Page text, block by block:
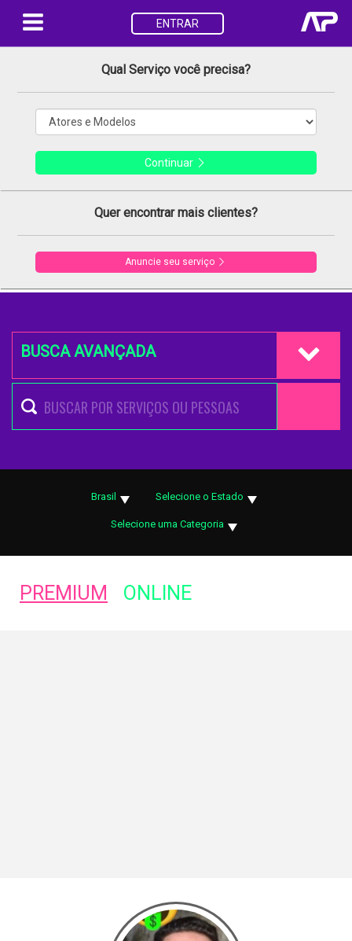
ENTRAR
Qual Serviço você precisa?
Continuar
Quer encontrar mais clientes?
Anuncie seu serviço
BUSCA AVANÇADA
Brasil Selecione o Estado
Selecione uma Categoria
PREMIUM ONLINE